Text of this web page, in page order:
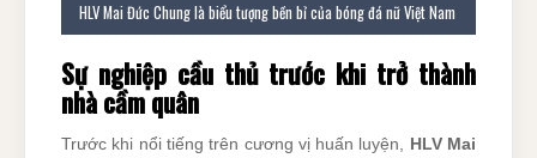
HLV Mai Đức Chung là biểu tượng bền bỉ của bóng đá nữ Việt Nam
Sự nghiệp cầu thủ trước khi trở thành
nhà cầm quân
Trước khi nổi tiếng trên cương vị huấn luyện,
HLV Mai